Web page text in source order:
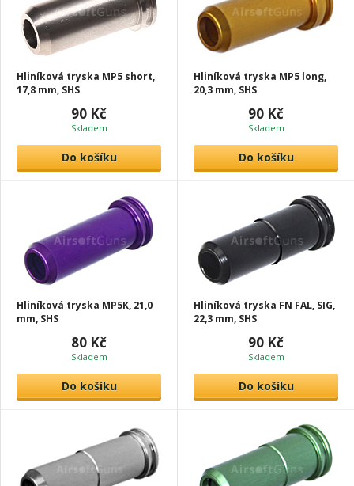
Hliníková tryska MP5 short,
17,8 mm, SHS
90 Kč
Skladem
Do košíku
Hliníková tryska MP5 long,
20,3 mm, SHS
90 Kč
Skladem
Do košíku
Hliníková tryska MP5K, 21,0
mm, SHS
80 Kč
Skladem
Do košíku
Hliníková tryska FN FAL, SIG,
22,3 mm, SHS
90 Kč
Skladem
Do košíku